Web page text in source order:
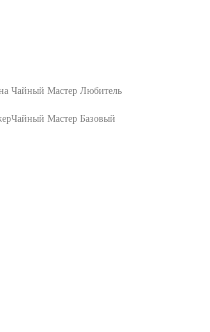
Чайный Мастер Любитель
Чайный Мастер Базовый